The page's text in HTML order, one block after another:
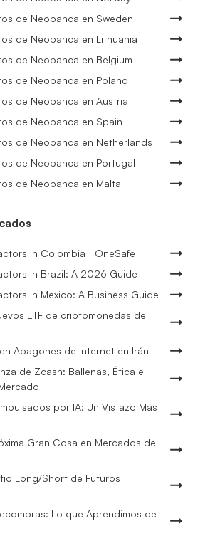
de Neobanca en Sweden
de Neobanca en Lithuania
de Neobanca en Belgium
de Neobanca en Poland
de Neobanca en Austria
de Neobanca en Spain
de Neobanca en Netherlands
de Neobanca en Portugal
de Neobanca en Malta
in Colombia | OneSafe
in Brazil: A 2026 Guide
in Mexico: A Business Guide
ETF de criptomonedas de
Apagones de Internet en Irán
de Zcash: Ballenas, Ética e
por IA: Un Vistazo Más
Gran Cosa en Mercados de
Long/Short de Futuros
Lo que Aprendimos de